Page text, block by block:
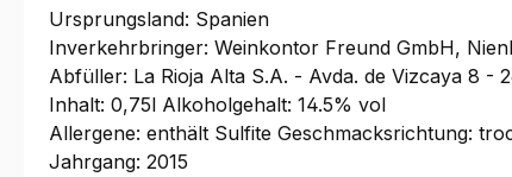
Ursprungsland: Spanien
Inverkehrbringer: Weinkontor Freund GmbH,
Abfüller: La Rioja Alta S.A. - Avda. de Vizcaya 8 -
Inhalt: 0,75l Alkoholgehalt: 14.5% vol
Allergene: enthält Sulfite Geschmacksrichtung:
Jahrgang: 2015